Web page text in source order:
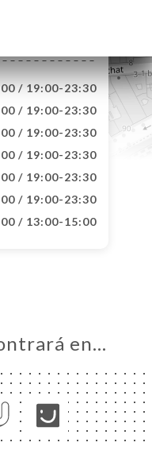
/ 19:00-23:30
/ 19:00-23:30
/ 19:00-23:30
/ 19:00-23:30
/ 19:00-23:30
/ 19:00-23:30
/ 13:00-15:00
en…